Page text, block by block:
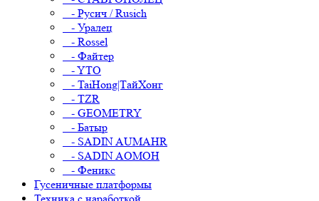
- Русич / Rusich
- Уралец
- Rossel
- Файтер
- YTO
- TaiHong|ТайХонг
- TZR
- GEOMETRY
- Батыр
- SADIN AUMAHR
- SADIN AOMOH
- Феникс
Гусеничные платформы